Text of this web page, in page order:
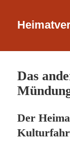
Das
Der